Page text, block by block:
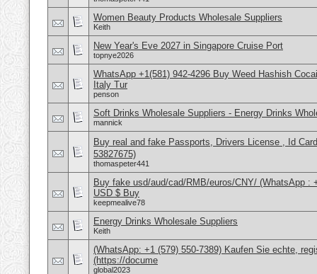
Women Beauty Products Wholesale Suppliers
Keith
New Year's Eve 2027 in Singapore Cruise Port
topnye2026
WhatsApp +1(581) 942-4296 Buy Weed Hashish
Italy Tur
penson
Soft Drinks Wholesale Suppliers - Energy Drinks
mannick
Buy real and fake Passports, Drivers License , Id
53827675)
thomaspeter441
Buy fake usd/aud/cad/RMB/euros/CNY/ (WhatsApp :
USD $ Buy
keepmealive78
Energy Drinks Wholesale Suppliers
Keith
(WhatsApp: +1 (579) 550-7389) Kaufen Sie echte,
(https://docume
global2023